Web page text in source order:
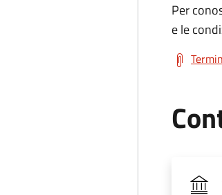
Per
e le